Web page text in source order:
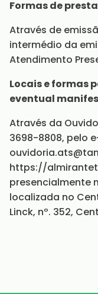
Formas de
Através de
intermédio da
Atendimento
Locais e formas
eventual
Através da
3698-8808, pelo
https://
presencialmente
localizada no
Linck, nº. 352,